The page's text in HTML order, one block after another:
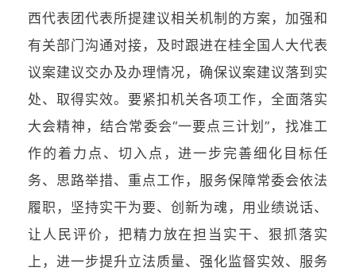
西代表团代表所提建议相关机制的方案，加强和
有关部门沟通对接，及时跟进在桂全国人大代表
议案建议交办及办理情况，确保议案建议落到实
处、取得实效。要紧扣机关各项工作，全面落实
大会精神，结合常委会“一要点三计划”，找准工
作的着力点、切入点，进一步完善细化目标任
务、思路举措、重点工作，服务保障常委会依法
履职，坚持实干为要、创新为魂，用业绩说话、
让人民评价，把精力放在担当实干、狠抓落实
上，进一步提升立法质量、强化监督实效、服务